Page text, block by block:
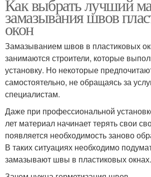
Как выбрать лучший
замазывания швов
окон
Замазыванием швов в пластиковых
занимаются строители, которые
установку. Но некоторые
самостоятельно, не обращаясь за
специалистам.
Даже при профессиональной
лет материал начинает терять свои
появляется необходимость заново
В таких ситуациях необходимо
замазывают швы в пластиковых окнах.